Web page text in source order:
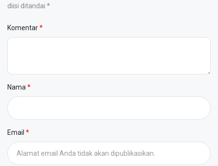
diisi ditandai *
Komentar
Nama
Email